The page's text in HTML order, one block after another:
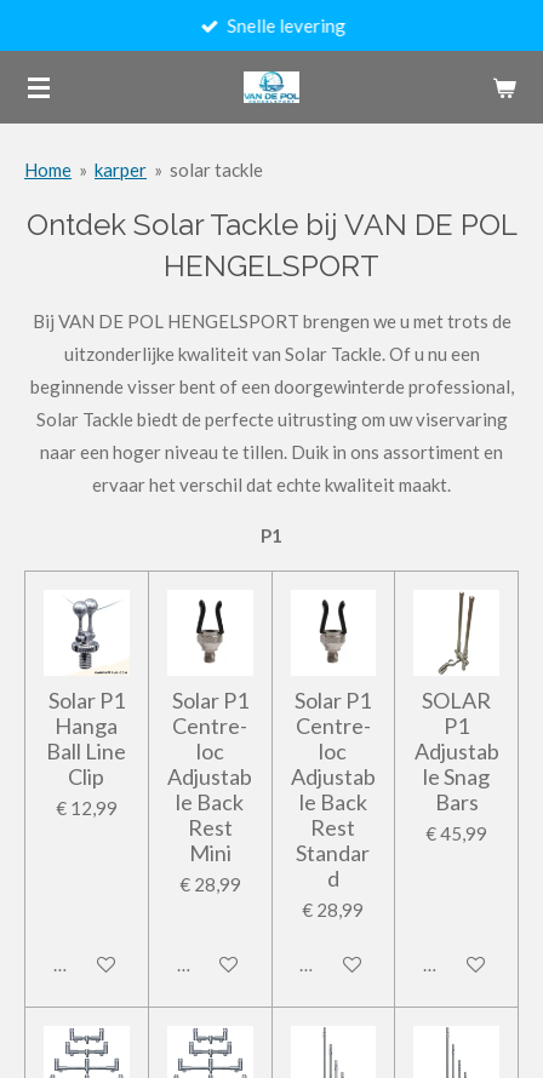
naar
de
Snelle levering
Home » karper » solar tackle
Ontdek Solar Tackle bij VAN DE POL
HENGELSPORT
Bij VAN DE POL HENGELSPORT brengen we u met trots de
uitzonderlijke kwaliteit van Solar Tackle. Of u nu een
beginnende visser bent of een doorgewinterde professional,
Solar Tackle biedt de perfecte uitrusting om uw viservaring
naar een hoger niveau te tillen. Duik in ons assortiment en
ervaar het verschil dat echte kwaliteit maakt.
P1
Solar P1
Hanga
Ball Line
Clip
€ 12,99
In winkelwagen
Solar P1
Centre-
loc
Adjustab
le Back
Rest
Mini
€ 28,99
In winkelwagen
Solar P1
Centre-
loc
Adjustab
le Back
Rest
Standar
d
€ 28,99
In winkelwagen
SOLAR
P1
Adjustab
le Snag
Bars
€ 45,99
In